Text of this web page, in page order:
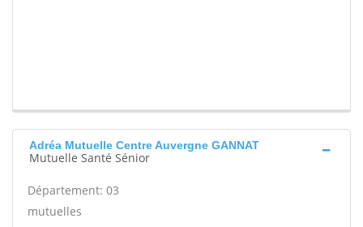
Adréa Mutuelle Centre Auvergne GANNAT
Mutuelle Santé Sénior
Département: 03
mutuelles